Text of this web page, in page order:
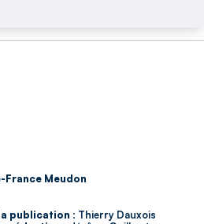
Meudon
publication : Thierry Dauxois